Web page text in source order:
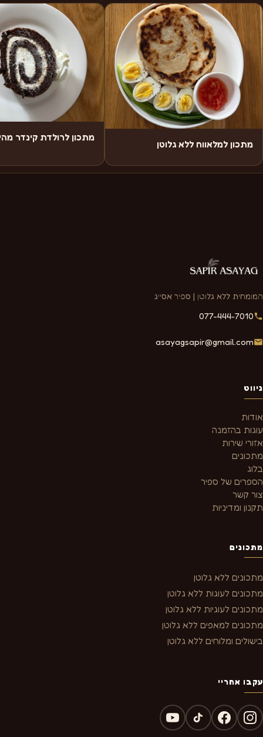
מתכון למלאווח ללא גלוטן
מתכון לרולדת קינדר
המומחית ללא גלוטן | ספיר אסייג
077-444-7010
asayagsapir@gmail.com
ניווט
אודות
עוגות בהזמנה
אזורי שירות
מתכונים
בלוג
הספרים של ספיר
צור קשר
תקנון ומדיניות
מתכונים
מתכונים ללא גלוטן
מתכונים לעוגות ללא גלוטן
מתכונים לעוגיות ללא גלוטן
מתכונים למאפים ללא גלוטן
בישולים ומלוחים ללא גלוטן
עקבו אחריי